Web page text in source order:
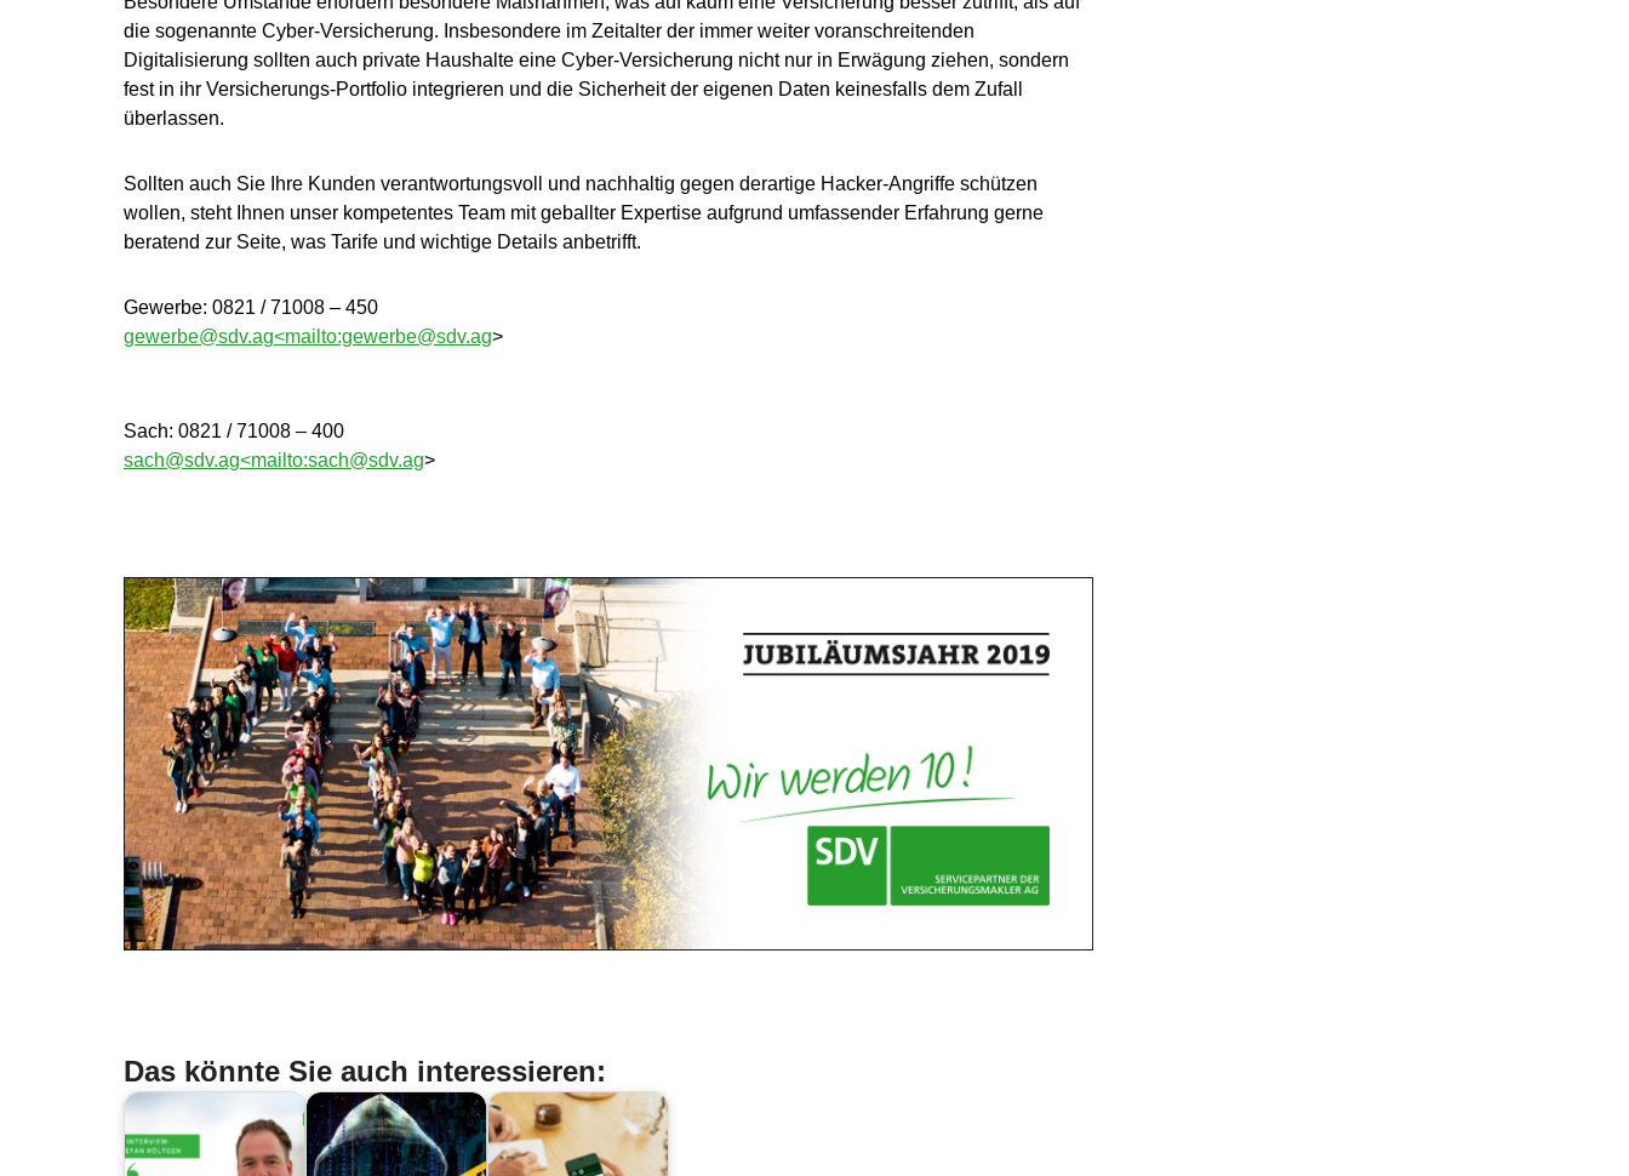
die sogenannte Cyber-Versicherung. Insbesondere im Zeitalter der immer weiter voranschreitenden
Digitalisierung sollten auch private Haushalte eine Cyber-Versicherung nicht nur in Erwägung ziehen, sondern
fest in ihr Versicherungs-Portfolio integrieren und die Sicherheit der eigenen Daten keinesfalls dem Zufall
überlassen.
Sollten auch Sie Ihre Kunden verantwortungsvoll und nachhaltig gegen derartige Hacker-Angriffe schützen
wollen, steht Ihnen unser kompetentes Team mit geballter Expertise aufgrund umfassender Erfahrung gerne
beratend zur Seite, was Tarife und wichtige Details anbetrifft.
Gewerbe: 0821 / 71008 – 450
gewerbe@sdv.ag<mailto:gewerbe@sdv.ag>
Sach: 0821 / 71008 – 400
sach@sdv.ag<mailto:sach@sdv.ag>
Das könnte Sie auch interessieren: